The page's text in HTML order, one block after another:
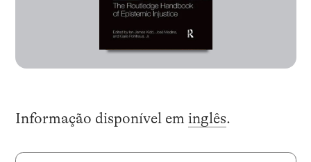
Informação disponível em inglês.